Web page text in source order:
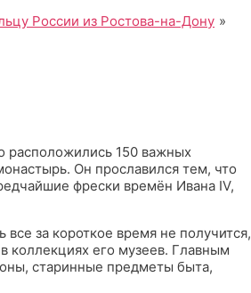
России из Ростова-на-Дону
расположились 150 важных
Он прославился тем, что
фрески времён Ивана IV,
за короткое время не получится,
коллекциях его музеев. Главным
старинные предметы быта,